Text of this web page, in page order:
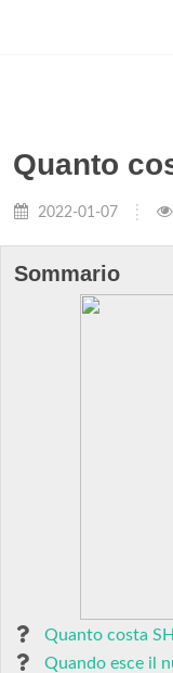
Quanto
2022-01-07
Sommario
Quanto costa
Quando esce il